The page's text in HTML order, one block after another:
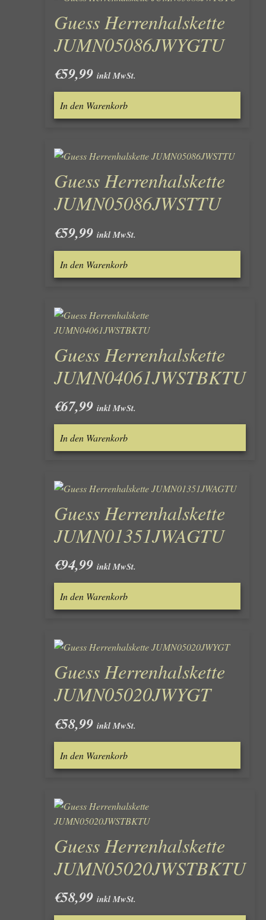
Guess Herrenhalskette
JUMN05086JWYGTU
€59,99 inkl MwSt.
In den Warenkorb
Guess Herrenhalskette
JUMN05086JWSTTU
€59,99 inkl MwSt.
In den Warenkorb
Guess Herrenhalskette
JUMN04061JWSTBKTU
€67,99 inkl MwSt.
In den Warenkorb
Guess Herrenhalskette
JUMN01351JWAGTU
€94,99 inkl MwSt.
In den Warenkorb
Guess Herrenhalskette
JUMN05020JWYGT
€58,99 inkl MwSt.
In den Warenkorb
Guess Herrenhalskette
JUMN05020JWSTBKTU
€58,99 inkl MwSt.